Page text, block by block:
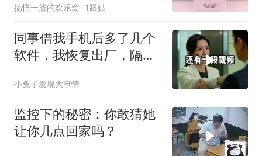
搞怪一族的欢乐窝 1跟贴
同事借我手机后多了几个
软件，我恢复出厂，隔壁
小兔子发现大事情
监控下的秘密：你敢猜她
让你几点回家吗？